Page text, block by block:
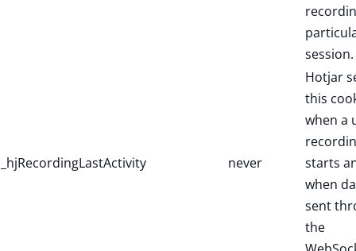
session.
_hjRecordingLastActivity never
Hotjar
this
when a
starts
when
sent
the